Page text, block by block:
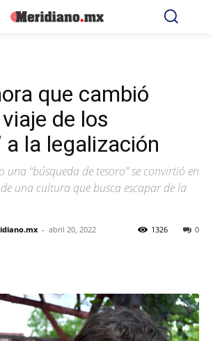
que cambió
de los
a la legalización
una “búsqueda de tesoro” se convirtió en
una cultura que busca escapar de la
- abril 20, 2022 0
1326